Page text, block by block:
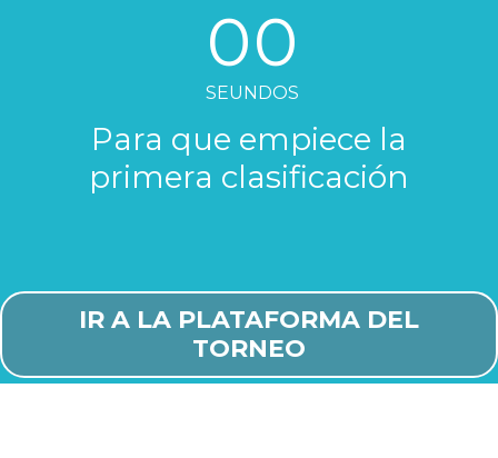
00
SEUNDOS
Para que empiece la
primera clasificación
IR A LA PLATAFORMA DEL
TORNEO